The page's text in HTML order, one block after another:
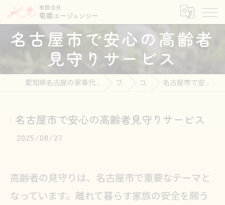
名古屋市で安心の高齢者
見守りサービス
愛知県名古屋の家事代行なら有限会社菊園エージェンシー ブログ コラム 名古屋市で安心の高齢者見守りサービス
名古屋市で安心の高齢者見守りサービス
2025/08/27
高齢者の見守りは、名古屋市で重要なテーマと
なっています。離れて暮らす家族の安全を願う